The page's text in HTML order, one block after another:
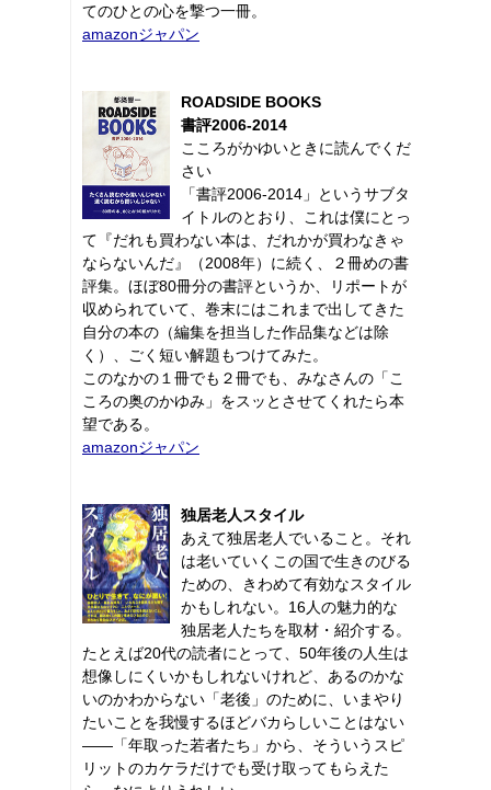
てのひとの心を撃つ一冊。
amazonジャパン
ROADSIDE BOOKS
書評2006-2014
こころがかゆいときに読んでくだ
さい
「書評2006-2014」というサブタ
イトルのとおり、これは僕にとっ
て『だれも買わない本は、だれかが買わなきゃ
ならないんだ』（2008年）に続く、２冊めの書
評集。ほぼ80冊分の書評というか、リポートが
収められていて、巻末にはこれまで出してきた
自分の本の（編集を担当した作品集などは除
く）、ごく短い解題もつけてみた。
このなかの１冊でも２冊でも、みなさんの「こ
ころの奥のかゆみ」をスッとさせてくれたら本
望である。
amazonジャパン
独居老人スタイル
あえて独居老人でいること。それ
は老いていくこの国で生きのびる
ための、きわめて有効なスタイル
かもしれない。16人の魅力的な
独居老人たちを取材・紹介する。
たとえば20代の読者にとって、50年後の人生は
想像しにくいかもしれないけれど、あるのかな
いのかわからない「老後」のために、いまやり
たいことを我慢するほどバカらしいことはない
――「年取った若者たち」から、そういうスピ
リットのカケラだけでも受け取ってもらえた